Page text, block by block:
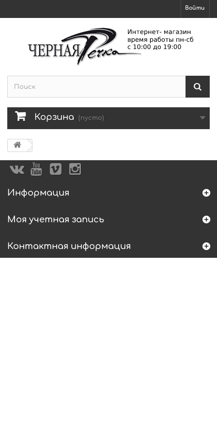
Войти
Корзина (пусто)
Информация
Моя учетная запись
Контактная информация